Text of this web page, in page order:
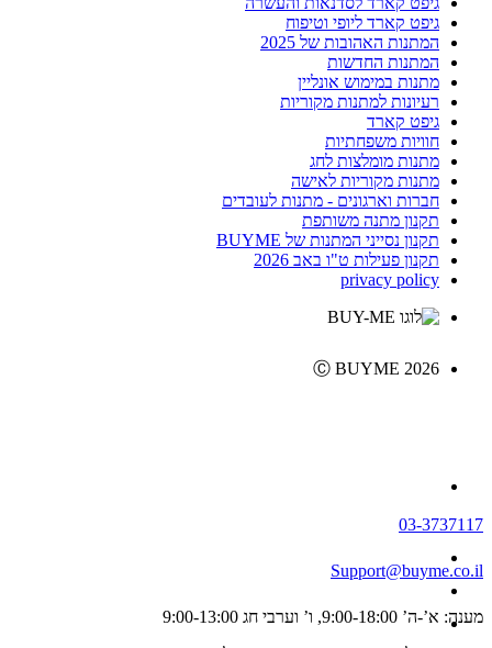
גיפט קארד ליופי וטיפוח
המתנות האהובות של 2025
המתנות החדשות
מתנות במימוש אונליין
רעיונות למתנות מקוריות
גיפט קארד
חוויות משפחתיות
מתנות מומלצות לחג
מתנות מקוריות לאישה
חברות וארגונים - מתנות לעובדים
תקנון מתנה משותפת
תקנון נסייני המתנות של BUYME
תקנון פעילות ט"ו באב 2026
privacy policy
Ⓒ BUYME 2026
03-3737117
Support@buyme.co.il
מענה: א’-ה’ 9:00-18:00, ו’ וערבי חג 9:00-13:00